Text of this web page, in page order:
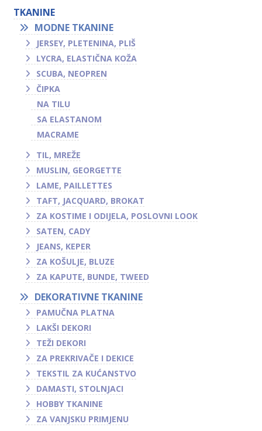
TKANINE
MODNE TKANINE
JERSEY, PLETENINA, PLIŠ
LYCRA, ELASTIČNA KOŽA
SCUBA, NEOPREN
ČIPKA
NA TILU
SA ELASTANOM
MACRAME
TIL, MREŽE
MUSLIN, GEORGETTE
LAME, PAILLETTES
TAFT, JACQUARD, BROKAT
ZA KOSTIME I ODIJELA, POSLOVNI LOOK
SATEN, CADY
JEANS, KEPER
ZA KOŠULJE, BLUZE
ZA KAPUTE, BUNDE, TWEED
DEKORATIVNE TKANINE
PAMUČNA PLATNA
LAKŠI DEKORI
TEŽI DEKORI
ZA PREKRIVAČE I DEKICE
TEKSTIL ZA KUĆANSTVO
DAMASTI, STOLNJACI
HOBBY TKANINE
ZA VANJSKU PRIMJENU